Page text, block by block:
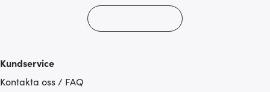
Kundservice
Kontakta oss / FAQ